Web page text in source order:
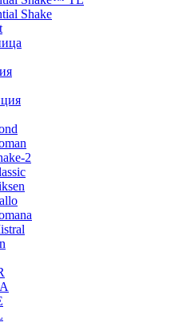
Shake
2